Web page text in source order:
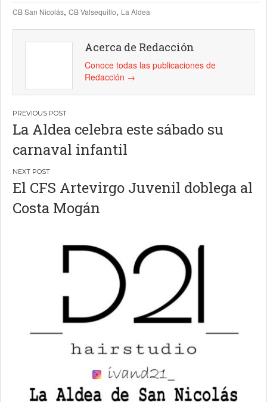
CB San Nicolás, CB Valsequillo, La Aldea
Acerca de Redacción
Conoce todas las publicaciones de
Redacción →
Navegación
de
entradas
La Aldea celebra este sábado su
carnaval infantil
El CFS Artevirgo Juvenil doblega al
Costa Mogán